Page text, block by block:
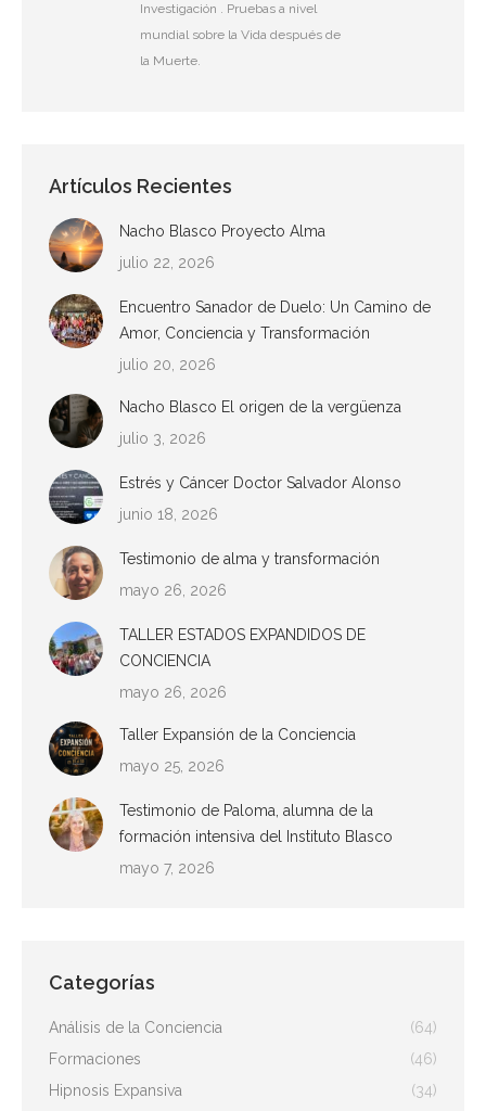
Investigación . Pruebas a nivel
mundial sobre la Vida después de
la Muerte.
Artículos Recientes
Nacho Blasco Proyecto Alma
julio 22, 2026
Encuentro Sanador de Duelo: Un Camino de
Amor, Conciencia y Transformación
julio 20, 2026
Nacho Blasco El origen de la vergüenza
julio 3, 2026
Estrés y Cáncer Doctor Salvador Alonso
junio 18, 2026
Testimonio de alma y transformación
mayo 26, 2026
TALLER ESTADOS EXPANDIDOS DE
CONCIENCIA
mayo 26, 2026
Taller Expansión de la Conciencia
mayo 25, 2026
Testimonio de Paloma, alumna de la
formación intensiva del Instituto Blasco
mayo 7, 2026
Categorías
Análisis de la Conciencia
(64)
Formaciones
(46)
Hipnosis Expansiva
(34)